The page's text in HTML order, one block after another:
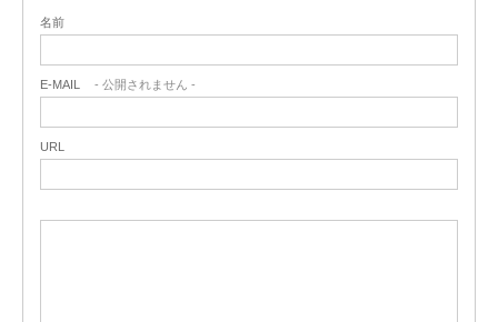
名前
E-MAIL - 公開されません -
URL